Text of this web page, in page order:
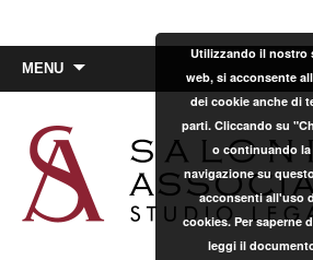
MENU
Utilizzando il nostro
web, si acconsente
dei cookie anche di
parti. Cliccando su
o continuando la
navigazione su
acconsenti all'uso
cookies. Per saperne
leggi il